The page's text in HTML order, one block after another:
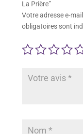
La Prière”
Votre adresse e-
obligatoires sont